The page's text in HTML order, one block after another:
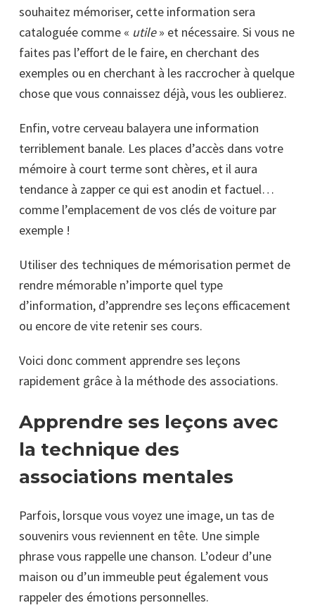
souhaitez mémoriser, cette information sera
cataloguée comme « utile» et nécessaire. Si vous ne
faites pas l’effort de le faire, en cherchant des
exemples ou en cherchant à les raccrocher à quelque
chose que vous connaissez déjà, vous les oublierez.
Enfin, votre cerveau balayera une information
terriblement banale. Les places d’accès dans votre
mémoire à court terme sont chères, et il aura
tendance à zapper ce qui est anodin et factuel…
comme l’emplacement de vos clés de voiture par
exemple !
Utiliser des techniques de mémorisation permet de
rendre mémorable n’importe quel type
d’information, d’apprendre ses leçons efficacement
ou encore de vite retenir ses cours.
Voici donc comment apprendre ses leçons
rapidement grâce à la méthode des associations.
Apprendre ses leçons avec
la technique des
associations mentales
Parfois, lorsque vous voyez une image, un tas de
souvenirs vous reviennent en tête. Une simple
phrase vous rappelle une chanson. L’odeur d’une
maison ou d’un immeuble peut également vous
rappeler des émotions personnelles.